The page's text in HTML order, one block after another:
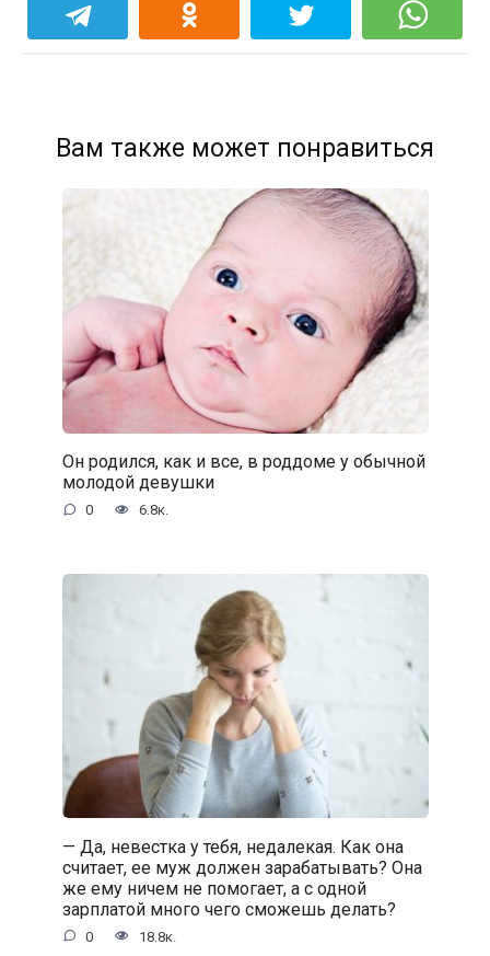
Вам также может понравиться
Он родился, как и все, в роддоме у обычной
молодой девушки
0 6.8к.
— Да, невестка у тебя, недалекая. Как она
считает, ее муж должен зарабатывать? Она
же ему ничем не помогает, а с одной
зарплатой много чего сможешь делать?
0 18.8к.